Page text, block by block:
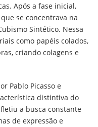
Após a fase inicial,
se concentrava na
Sintético. Nessa
como papéis colados,
criando colagens e
Pablo Picasso e
distintiva do
a busca constante
de expressão e